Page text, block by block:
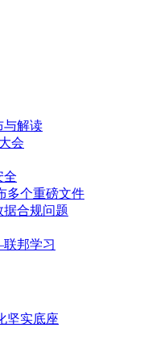
与解读
会
全
多个重磅文件
合规问题
邦学习
坚实底座